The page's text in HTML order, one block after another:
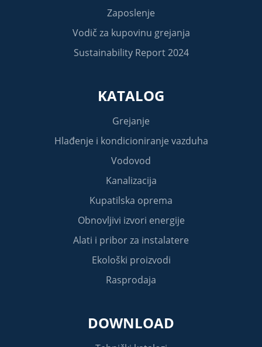
Zaposlenje
Vodič za kupovinu grejanja
Sustainability Report 2024
KATALOG
Grejanje
Hlađenje i kondicioniranje vazduha
Vodovod
Kanalizacija
Kupatilska oprema
Obnovljivi izvori energije
Alati i pribor za instalatere
Ekološki proizvodi
Rasprodaja
DOWNLOAD